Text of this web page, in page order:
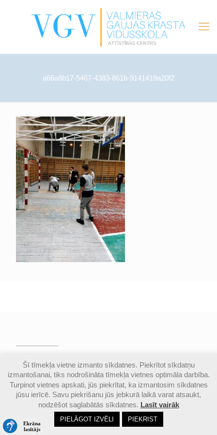
a66a8b17-5467-4383-861b-9141419a20f2
© Valmieras Gaujas krasta vidusskola | Visas
autortiesības aizsargātas |Piekļūstamības
paziņojums
Šī tīmekļa vietne izmanto sīkdatnes. Piekrītot sīkdatņu
izmantošanai, tiks nodrošināta tīmekļa vietnes optimāla darbība.
Turpinot vietnes apskati, jūs piekrītat, ka izmantosim sīkdatnes
jūsu ierīcē. Savu piekrišanu jūs jebkurā laikā varat atsaukt,
nodzēšot saglabātās sīkdatnes. Lasīt vairāk
PIELĀGOT IZVĒLI PIEKRIST
Email Google